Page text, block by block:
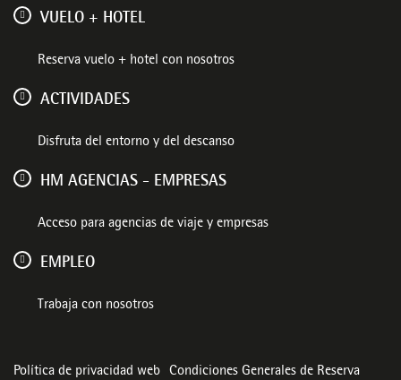
VUELO + HOTEL
Reserva vuelo + hotel con nosotros
ACTIVIDADES
Disfruta del entorno y del descanso
HM AGENCIAS - EMPRESAS
Acceso para agencias de viaje y empresas
EMPLEO
Trabaja con nosotros
Política de privacidad web Condiciones Generales de Reserva